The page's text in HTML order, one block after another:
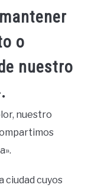
o
nuestro
nuestro
ciudad cuyos